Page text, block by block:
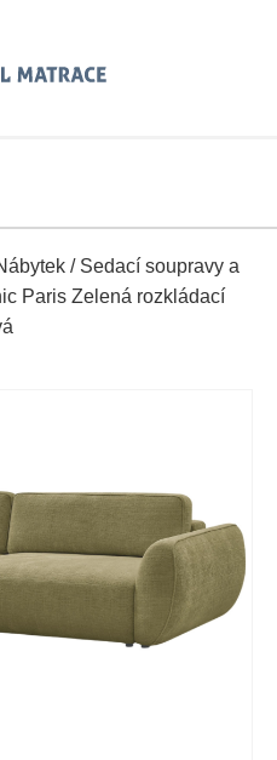
/ Sedací soupravy a
Paris Zelená rozkládací